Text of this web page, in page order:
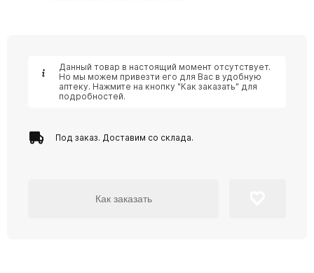
Данный товар в настоящий момент отсутствует.
Но мы можем привезти его для Вас в удобную
аптеку. Нажмите на кнопку "Как заказать" для
подробностей.
Под заказ. Доставим со склада.
Как заказать